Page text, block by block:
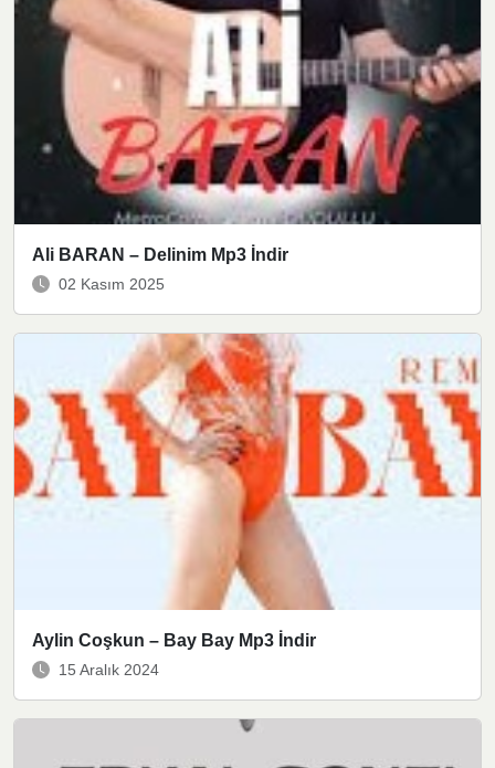
Ali BARAN – Delinim Mp3 İndir
02 Kasım 2025
Aylin Coşkun – Bay Bay Mp3 İndir
15 Aralık 2024